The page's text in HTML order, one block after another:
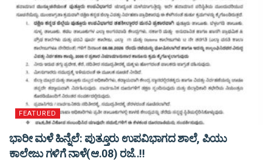
FEATURED
ಭಾರೀ ಮಳೆ ಹಿನ್ನೆಲೆ: ಪುತ್ತೂರು ಉಪವಿಭಾಗದ ಶಾಲೆ, ಪಿಯು
ಕಾಲೇಜು ಗಳಿಗೆ ನಾಳೆ(ಆ.08) ರಜೆ..!!